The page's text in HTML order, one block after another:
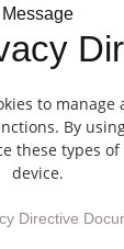
Message
to
By
these types
device.
Directive